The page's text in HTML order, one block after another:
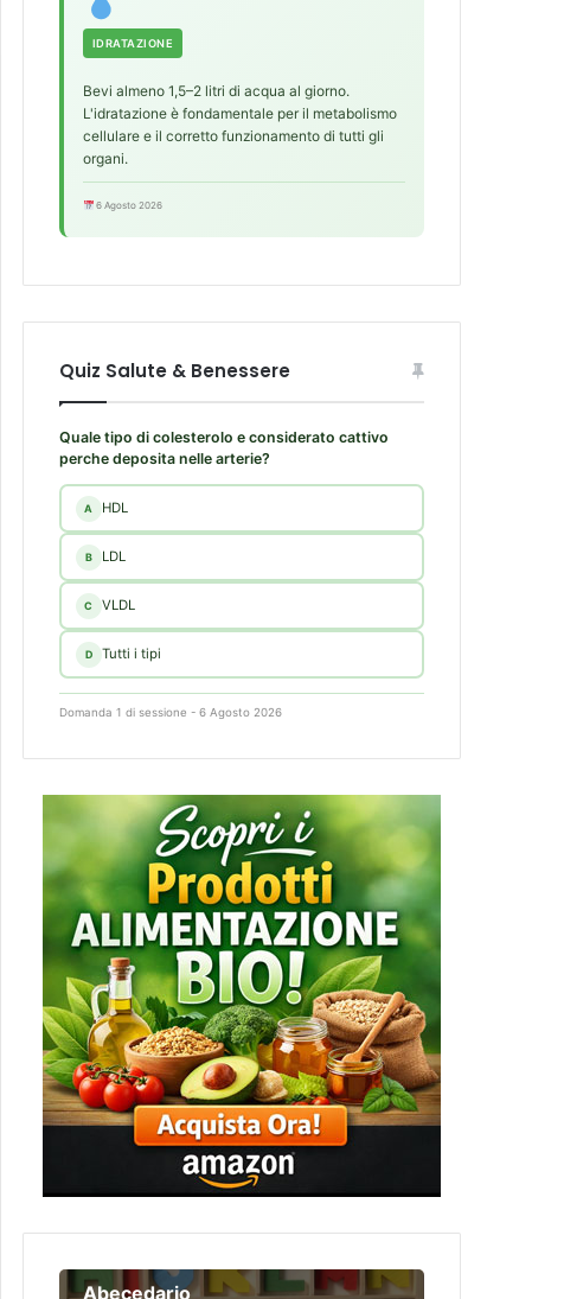
IDRATAZIONE
Bevi almeno 1,5–2 litri di acqua al giorno.
L'idratazione è fondamentale per il metabolismo
cellulare e il corretto funzionamento di tutti gli
organi.
6 Agosto 2026
Quiz Salute & Benessere
Quale tipo di colesterolo e considerato cattivo
perche deposita nelle arterie?
A HDL
B LDL
C VLDL
D Tutti i tipi
Domanda 1 di sessione - 6 Agosto 2026
Abecedario